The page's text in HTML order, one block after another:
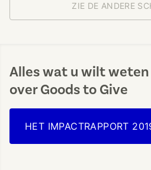
ZIE DE ANDERE
Alles wat u wilt weten
over Goods to Give
HET IMPACTRAPPORT